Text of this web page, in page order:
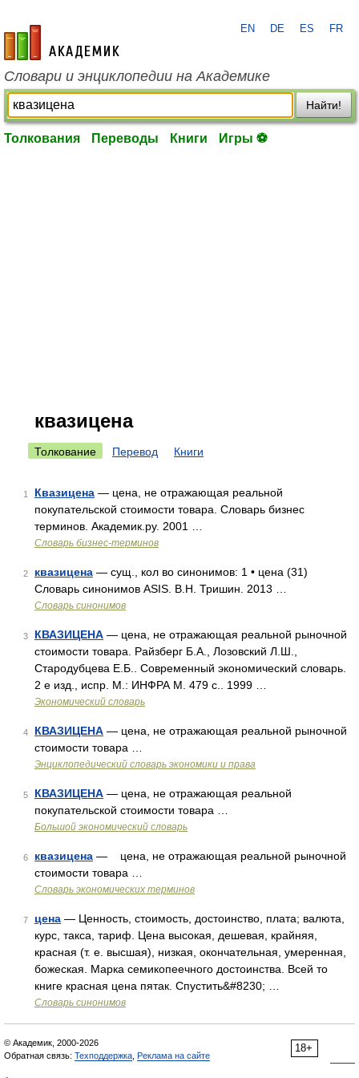
academic.ru
EN DE ES FR
Словари и энциклопедии на Академике
Найти!
Толкования Переводы Книги Игры ⚽
квазицена
Толкование Перевод Книги
1 Квазицена — цена, не отражающая реальной
покупательской стоимости товара. Словарь бизнес
терминов. Академик.ру. 2001 …
Словарь бизнес-терминов
2 квазицена — сущ., кол во синонимов: 1 • цена (31)
Словарь синонимов ASIS. В.Н. Тришин. 2013 …
Словарь синонимов
3 КВАЗИЦЕНА — цена, не отражающая реальной рыночной
стоимости товара. Райзберг Б.А., Лозовский Л.Ш.,
Стародубцева Е.Б.. Современный экономический словарь.
2 е изд., испр. М.: ИНФРА М. 479 с.. 1999 …
Экономический словарь
4 КВАЗИЦЕНА — цена, не отражающая реальной рыночной
стоимости товара …
Энциклопедический словарь экономики и права
5 КВАЗИЦЕНА — цена, не отражающая реальной
покупательской стоимости товара …
Большой экономический словарь
6 квазицена — цена, не отражающая реальной рыночной
стоимости товара …
Словарь экономических терминов
7 цена — Ценность, стоимость, достоинство, плата; валюта,
курс, такса, тариф. Цена высокая, дешевая, крайняя,
красная (т. е. высшая), низкая, окончательная, умеренная,
божеская. Марка семикопеечного достоинства. Всей то
книге красная цена пятак. Спустить&#8230; …
Словарь синонимов
18+
© Академик, 2000-2026
Обратная связь: Техподдержка Реклама на сайте